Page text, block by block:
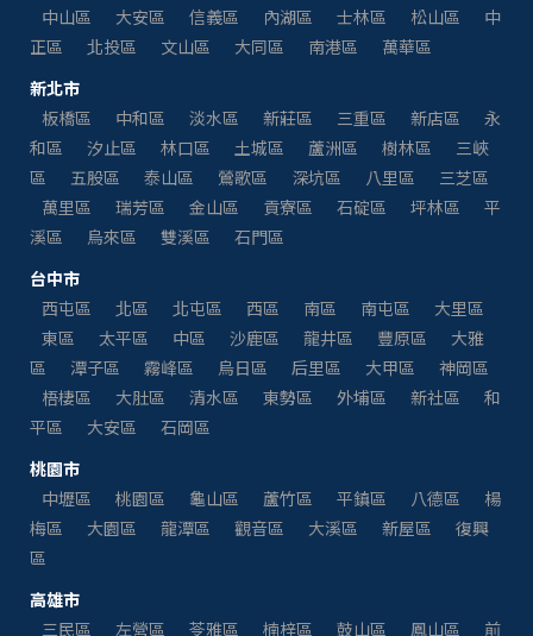
中山區
大安區 信義區 內湖區 士林區 松山區
中
正區
北投區 文山區 大同區 南港區
萬華區
新北市
板橋區
中和區 淡水區 新莊區 三重區 新店區
永
和區
汐止區 林口區 土城區 蘆洲區 樹林區
三峽
區
五股區 泰山區 鶯歌區 深坑區 八里區
三芝區
萬里區
瑞芳區 金山區 貢寮區 石碇區 坪林區
平
溪區
烏來區 雙溪區
石門區
台中市
西屯區
北區 北屯區 西區 南區 南屯區
大里區
東區
太平區 中區 沙鹿區 龍井區 豐原區
大雅
區
潭子區 霧峰區 烏日區 后里區 大甲區
神岡區
梧棲區
大肚區 清水區 東勢區 外埔區 新社區
和
平區
大安區
石岡區
桃園市
中壢區
桃園區 龜山區 蘆竹區 平鎮區 八德區
楊
梅區
大園區 龍潭區 觀音區 大溪區 新屋區
復興
區
高雄市
三民區
左營區 苓雅區 楠梓區 鼓山區 鳳山區 前